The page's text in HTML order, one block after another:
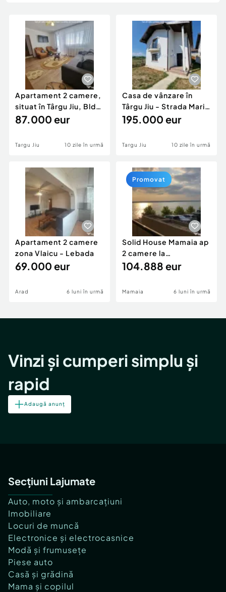
Animale de companie
Afaceri și echipamente profesionale
Inchiriere Bunuri si Vehicule
Piese auto si accesorii
Dacia Duster
Apartament 2 camere,
situat în Târgu Jiu, Bld
Republicii
87.000 eur
Targu Jiu 10 zile în urmă
Casa de vânzare în
Târgu Jiu - Strada Marin
Preda
195.000 eur
Targu Jiu 10 zile în urmă
Apartament 2 camere
zona Vlaicu - Lebada
69.000 eur
Arad 6 luni în urmă
Solid House Mamaia ap
2 camere la
cheie,langa Mega
104.888 eur
Mamaia 6 luni în urmă
Promovat
Vinzi și cumperi simplu și
rapid
Adaugă anunț
Secțiuni Lajumate
Auto, moto și ambarcațiuni
Imobiliare
Locuri de muncă
Electronice și electrocasnice
Modă și frumusețe
Piese auto
Casă și grădină
Mama și copilul